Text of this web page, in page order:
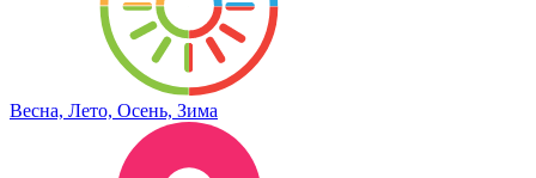
Весна, Лето, Осень, Зима